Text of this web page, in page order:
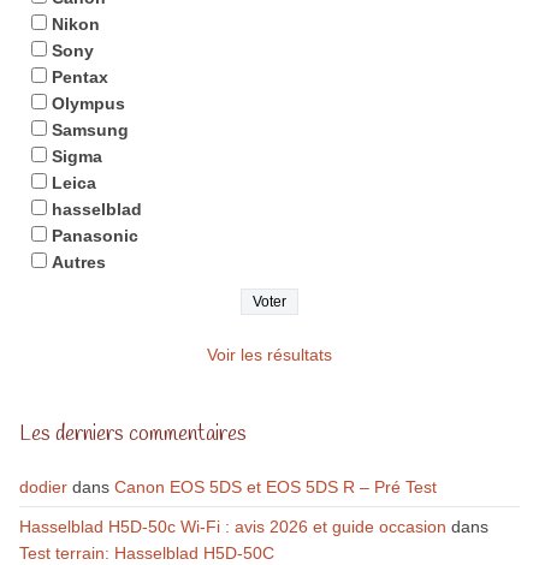
Nikon
Sony
Pentax
Olympus
Samsung
Sigma
Leica
hasselblad
Panasonic
Autres
Voir les résultats
Les derniers commentaires
dodierdans Canon EOS 5DS et EOS 5DS R – Pré Test
Hasselblad H5D-50c Wi-Fi : avis 2026 et guide occasion dans
Test terrain: Hasselblad H5D-50C